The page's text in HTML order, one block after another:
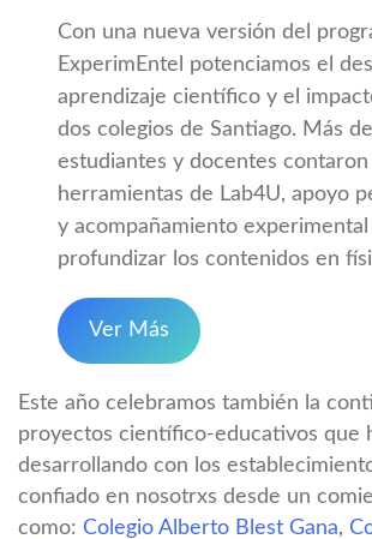
Con una nueva versión del
ExperimEntel potenciamos el
aprendizaje científico y el
dos colegios de Santiago. Más
estudiantes y docentes contaron
herramientas de Lab4U, apoyo
y acompañamiento experimental
profundizar los contenidos en
Ver Más
Este año celebramos también la
proyectos científico-educativos que
desarrollando con los
confiado en nosotrxs desde un
como: Colegio Alberto Blest Gana,